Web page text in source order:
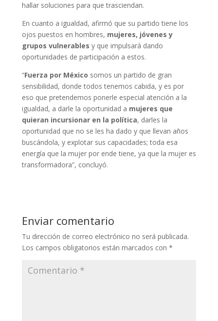
hallar soluciones para que trasciendan.
En cuanto a igualdad, afirmó que su partido tiene los
ojos puestos en hombres, mujeres, jóvenes y
grupos vulnerables y que impulsará dando
oportunidades de participación a estos.
“Fuerza por México somos un partido de gran
sensibilidad, donde todos tenemos cabida, y es por
eso que pretendemos ponerle especial atención a la
igualdad, a darle la oportunidad a mujeres que
quieran incursionar en la política, darles la
oportunidad que no se les ha dado y que llevan años
buscándola, y explotar sus capacidades; toda esa
energía que la mujer por ende tiene, ya que la mujer es
transformadora”, concluyó.
Enviar comentario
Tu dirección de correo electrónico no será publicada.
Los campos obligatorios están marcados con *